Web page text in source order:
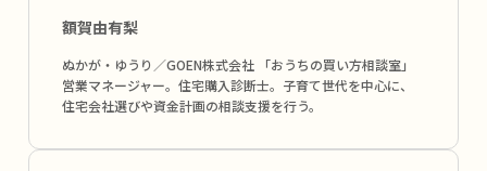
額賀由有梨
ぬかが・ゆうり／GOEN株式会社 「おうちの買い方相談室」
営業マネージャー。住宅購入診断士。子育て世代を中心に、
住宅会社選びや資金計画の相談支援を行う。